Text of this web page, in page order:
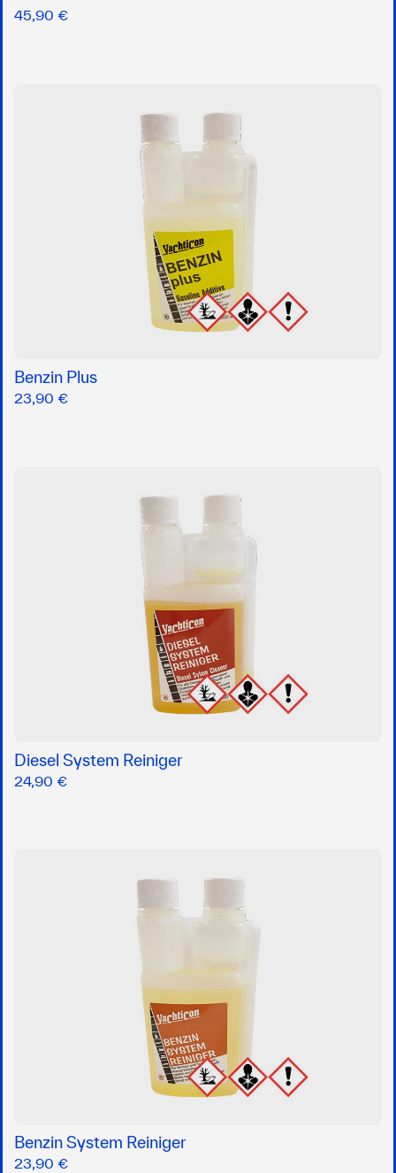
45,90 €
Benzin Plus
23,90 €
Diesel System Reiniger
24,90 €
Benzin System Reiniger
23,90 €